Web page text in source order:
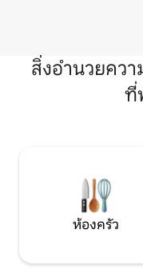
สิ่งอำนวยคว
ที่
ห้องครัว